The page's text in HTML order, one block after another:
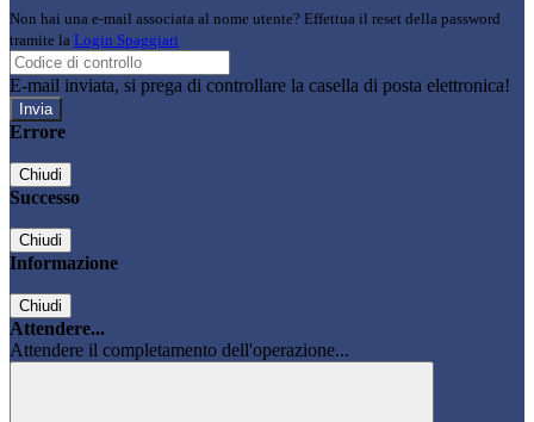
Non hai una e-mail associata al nome utente? Effettua il reset della password
tramite la Login Spaggiari
E-mail inviata, si prega di controllare la casella di posta elettronica!
Errore
Chiudi
Successo
Chiudi
Informazione
Chiudi
Attendere...
Attendere il completamento dell'operazione...